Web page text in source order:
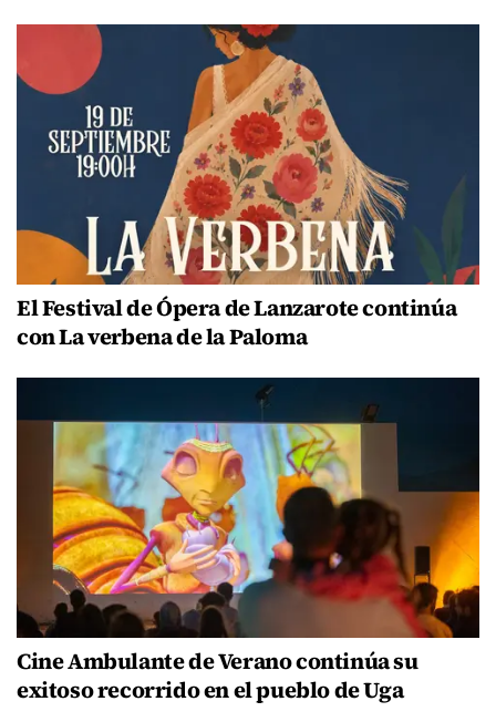
El Festival de Ópera de Lanzarote continúa
con La verbena de la Paloma
Cine Ambulante de Verano continúa su
exitoso recorrido en el pueblo de Uga